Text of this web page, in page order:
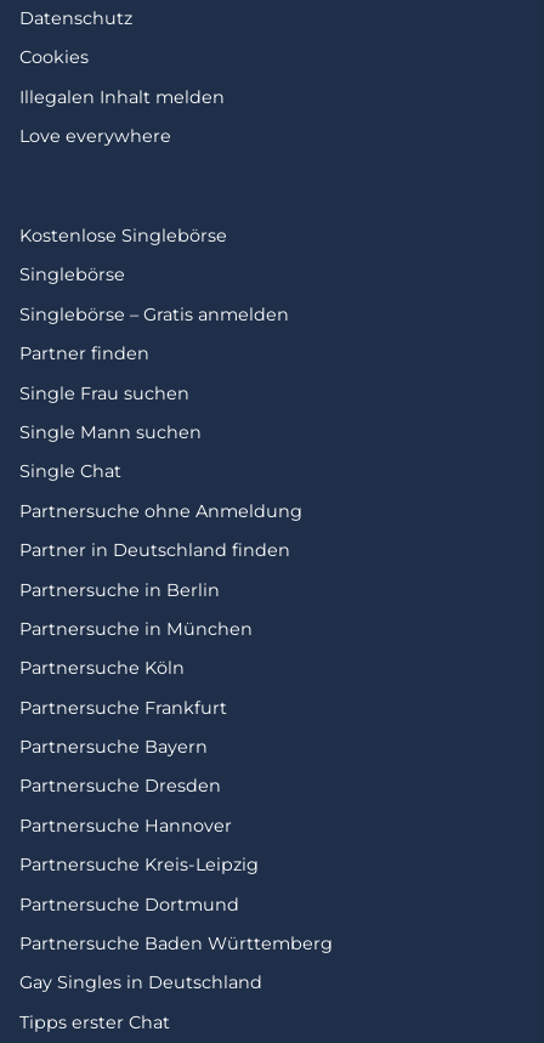
Datenschutz
Cookies
Illegalen Inhalt melden
Love everywhere
Kostenlose Singlebörse
Singlebörse
Singlebörse – Gratis anmelden
Partner finden
Single Frau suchen
Single Mann suchen
Single Chat
Partnersuche ohne Anmeldung
Partner in Deutschland finden
Partnersuche in Berlin
Partnersuche in München
Partnersuche Köln
Partnersuche Frankfurt
Partnersuche Bayern
Partnersuche Dresden
Partnersuche Hannover
Partnersuche Kreis-Leipzig
Partnersuche Dortmund
Partnersuche Baden Württemberg
Gay Singles in Deutschland
Tipps erster Chat